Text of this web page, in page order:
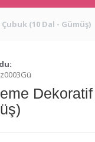
(10 Dal - Gümüş)